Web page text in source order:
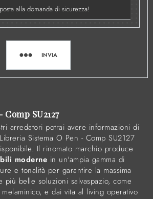
INVIA
SU2127
arredatori potrai avere informazioni di
Sistema O Pen - Comp SU2127
Il rinomato marchio produce
moderne in un'ampia gamma di
e tonalità per garantire la massima
più belle soluzioni salvaspazio, come
e dai vita al living operativo